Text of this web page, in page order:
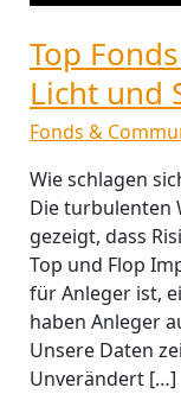
Top
Licht und
Fonds &
Wie schlagen
Die turbulenten
gezeigt, dass
Top und Flop
für Anleger ist,
haben Anleger
Unsere Daten
Unverändert […]